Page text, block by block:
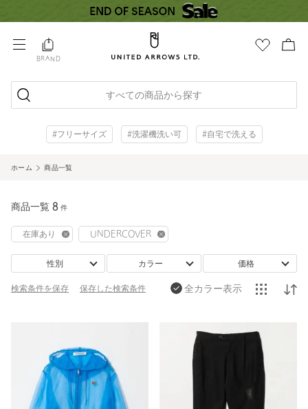
BRAND
すべての商品から探す
#フリーサイズ #洗濯機洗い可 #自宅で洗える
ホーム 商品一覧
商品一覧 8 件
在庫あり UNDERCOVER
性別 カラー 価格
検索条件を保存 保存した検索条件 全カラー表示